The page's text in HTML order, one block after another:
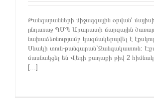
Թանգարանների միջազգային օրվան՝ մայիսի
ընդառաջ ՊՄՊ Արարատի մարզային
նախաձեռնությամբ կազմակերպվել է
Սևակի տուն-թանգարան`Զանգակատուն:
մասնակցել են Վեդի քաղաքի թիվ 2
[...]